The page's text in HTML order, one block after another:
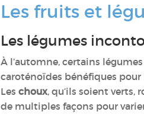
Les fruits et
Les légumes
À l’automne, certains
caroténoïdes bénéfiques
Les choux, qu’ils soient verts,
de multiples façons pour